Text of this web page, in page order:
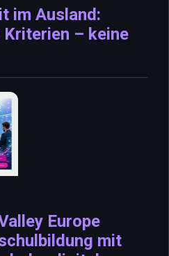
im Ausland:
– keine
Europe
mit